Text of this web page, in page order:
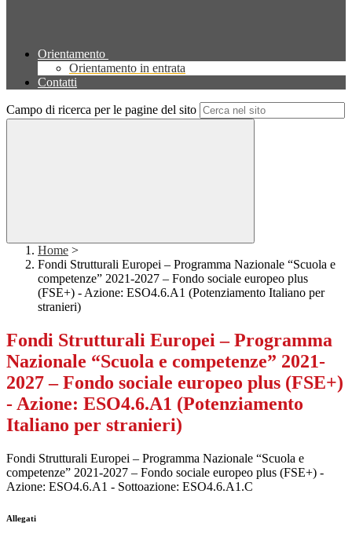
Orientamento
Orientamento in entrata
Contatti
Campo di ricerca per le pagine del sito
Home >
Fondi Strutturali Europei – Programma Nazionale “Scuola e
competenze” 2021-2027 – Fondo sociale europeo plus
(FSE+) - Azione: ESO4.6.A1 (Potenziamento Italiano per
stranieri)
Fondi Strutturali Europei – Programma
Nazionale “Scuola e competenze” 2021-
2027 – Fondo sociale europeo plus (FSE+)
- Azione: ESO4.6.A1 (Potenziamento
Italiano per stranieri)
Fondi Strutturali Europei – Programma Nazionale “Scuola e
competenze” 2021-2027 – Fondo sociale europeo plus (FSE+) -
Azione: ESO4.6.A1 - Sottoazione: ESO4.6.A1.C
Allegati